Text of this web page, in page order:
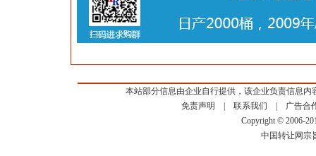
本站部分信息由企业自行提供，该企业负责信息
免责声明
联系我们
广告合
Copyright © 2006-
中国转让网宗